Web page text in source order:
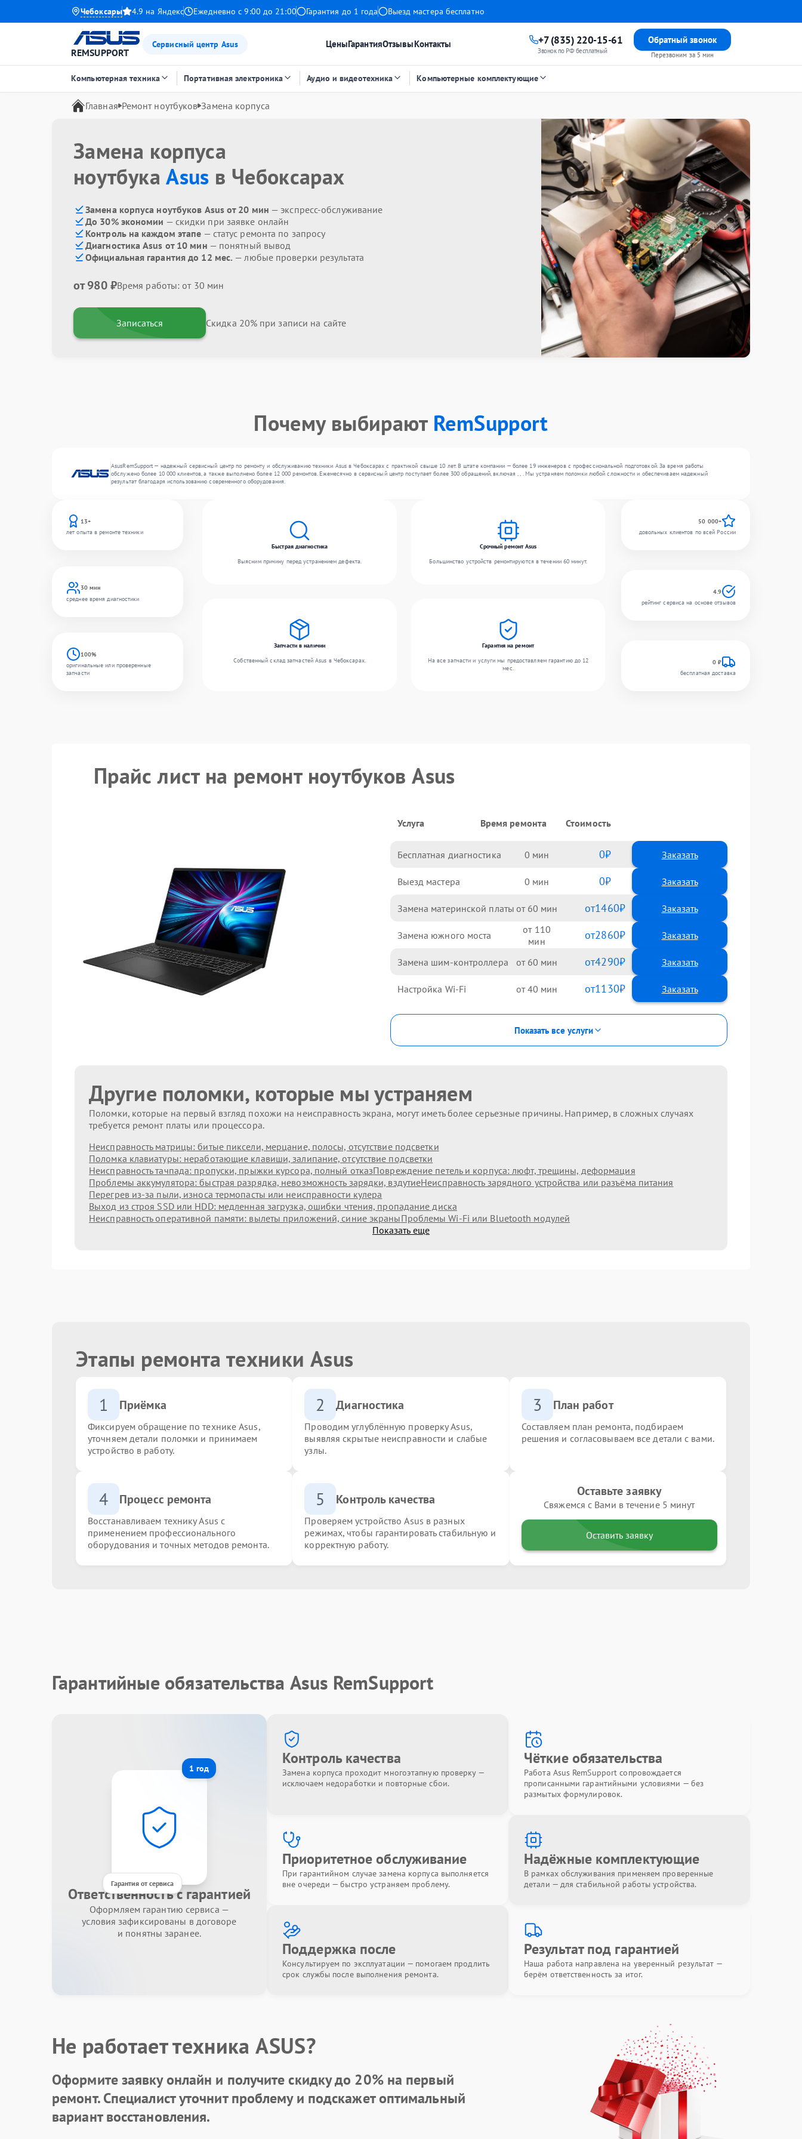
Чебоксары 4.9 на Яндекс Ежедневно с 9:00 до 21:00 Гарантия до 1 года Выезд мастера бесплатно
REMSUPPORT
Сервисный центр Asus ЦеныГарантияОтзывыКонтакты +7 (835) 220-15-61
Звонок по РФ бесплатный
Обратный звонок
Перезвоним за 5 мин
Компьютерная техника Портативная электроника Аудио и видеотехника Компьютерные комплектующие
Главная Ремонт ноутбуков Замена корпуса
Замена корпуса
ноутбукаAsus в Чебоксарах
Замена корпуса ноутбуков Asus от 20 мин — экспресс-обслуживание
До 30% экономии — скидки при заявке онлайн
Контроль на каждом этапе — статус ремонта по запросу
Диагностика Asus от 10 мин — понятный вывод
Официальная гарантия до 12 мес. — любые проверки результата
от 980 ₽Время работы: от 30 мин
Записаться Скидка 20% при записи на сайте
Почему выбирают RemSupport
AsusRemSupport — надежный сервисный центр по ремонту и обслуживанию техники Asus в Чебоксарах с практикой свыше 10 лет. В штате компании — более 19 инженеров с профессиональной подготовкой. За время работы
обслужено более 10 000 клиентов, а также выполнено более 12 000 ремонтов. Ежемесячно в сервисный центр поступает более 300 обращений, включая , , . Мы устраняем поломки любой сложности и обеспечиваем надежный
результат благодаря использованию современного оборудования.
13+
лет опыта в ремонте техники
30 мин
среднее время диагностики
100%
оригинальные или проверенные
запчасти
Быстрая диагностика
Выясним причину перед устранением дефекта.
Срочный ремонт Asus
Большинство устройств ремонтируются в течении 60 минут.
Запчасти в наличии
Собственный склад запчастей Asus в Чебоксарах.
Гарантия на ремонт
На все запчасти и услуги мы предоставляем гарантию до 12
мес.
50 000+
довольных клиентов по всей России
4.9
рейтинг сервиса на основе отзывов
0 ₽
бесплатная доставка
Прайс лист на ремонт ноутбуков Asus
Услуга Время ремонта Стоимость
Бесплатная диагностика 0 0 Заказать
Выезд мастера 0 0 Заказать
Замена материнской платы 60 1460
Замена южного моста 110 2860
Замена шим-контроллера 60 4290
Настройка Wi-Fi 40 1130
Показать все услуги
Другие поломки, которые мы устраняем
Поломки, которые на первый взгляд похожи на неисправность экрана, могут иметь более серьезные причины. Например, в сложных случаях
требуется ремонт платы или процессора.
Неисправность матрицы: битые пиксели, мерцание, полосы, отсутствие подсветки
Поломка клавиатуры: неработающие клавиши, залипание, отсутствие подсветки
Неисправность тачпада: пропуски, прыжки курсора, полный отказПовреждение петель и корпуса: люфт, трещины, деформация
Проблемы аккумулятора: быстрая разрядка, невозможность зарядки, вздутиеНеисправность зарядного устройства или разъёма питания
Перегрев из‑за пыли, износа термопасты или неисправности кулера
Выход из строя SSD или HDD: медленная загрузка, ошибки чтения, пропадание диска
Неисправность оперативной памяти: вылеты приложений, синие экраныПроблемы Wi‑Fi или Bluetooth модулей
Показать еще
Этапы ремонта техники Asus
1 Приёмка
Фиксируем обращение по технике Asus,
уточняем детали поломки и принимаем
устройство в работу.
2 Диагностика
Проводим углублённую проверку Asus,
выявляя скрытые неисправности и слабые
узлы.
3 План работ
Составляем план ремонта, подбираем
решения и согласовываем все детали с вами.
4 Процесс ремонта
Восстанавливаем технику Asus с
применением профессионального
оборудования и точных методов ремонта.
5 Контроль качества
Проверяем устройство Asus в разных
режимах, чтобы гарантировать стабильную и
корректную работу.
Оставьте заявку
Свяжемся с Вами в течение 5 минут
Оставить заявку
Гарантийные обязательства Asus RemSupport
1 год
Гарантия от сервиса
Ответственность с гарантией
Оформляем гарантию сервиса —
условия зафиксированы в договоре
и понятны заранее.
Контроль качества
Замена корпуса проходит многоэтапную проверку —
исключаем недоработки и повторные сбои.
Чёткие обязательства
Работа Asus RemSupport сопровождается
прописанными гарантийными условиями — без
размытых формулировок.
Приоритетное обслуживание
При гарантийном случае замена корпуса выполняется
вне очереди — быстро устраняем проблему.
Надёжные комплектующие
В рамках обслуживания применяем проверенные
детали — для стабильной работы устройства.
Поддержка после
Консультируем по эксплуатации — помогаем продлить
срок службы после выполнения ремонта.
Результат под гарантией
Наша работа направлена на уверенный результат —
берём ответственность за итог.
Не работает техника ASUS?
Оформите заявку онлайн и получитескидку до 20%на первый
ремонт. Специалист уточнит проблему и подскажет оптимальный
вариант восстановления.